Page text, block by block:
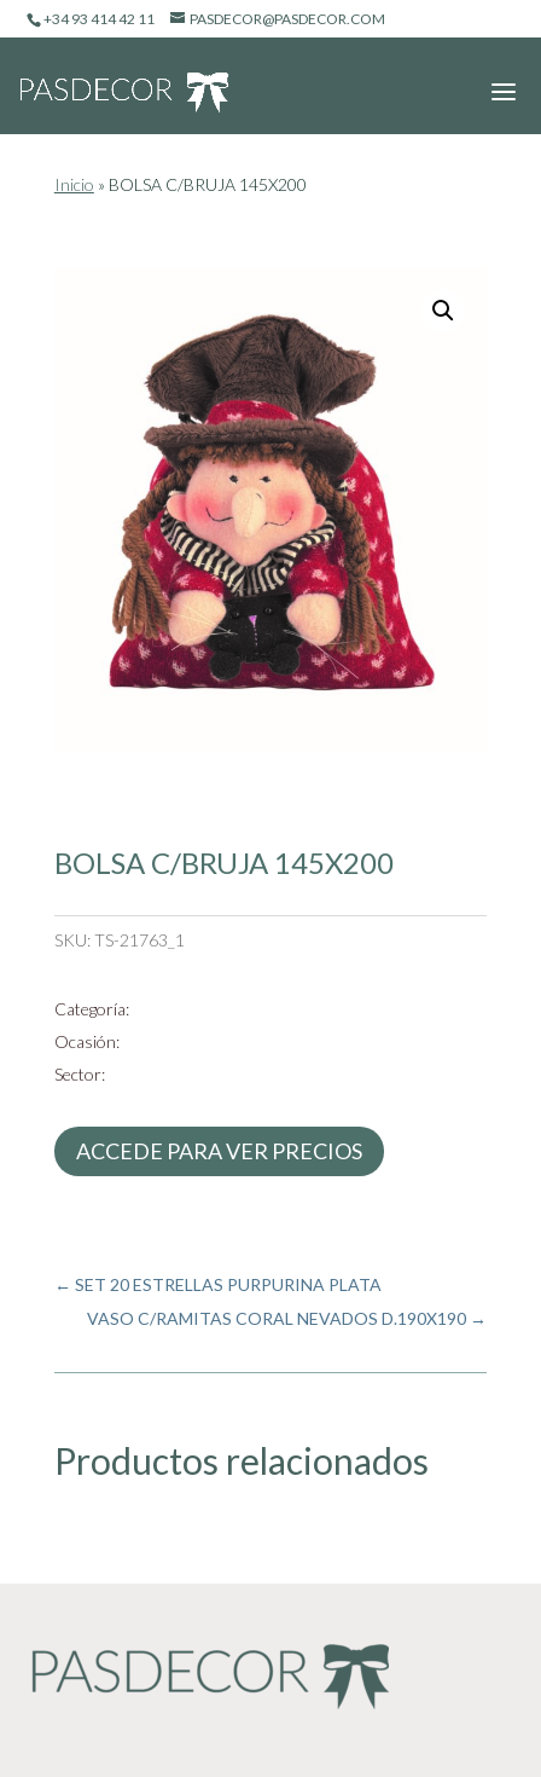
+34 93 414 42 11 PASDECOR@PASDECOR.COM
Inicio » BOLSA C/BRUJA 145X200
BOLSA C/BRUJA 145X200
SKU:TS-21763_1
Categoría:
Ocasión:
Sector:
ACCEDE PARA VER PRECIOS
← SET 20 ESTRELLAS PURPURINA PLATA
VASO C/RAMITAS CORAL NEVADOS D.190X190 →
Productos relacionados